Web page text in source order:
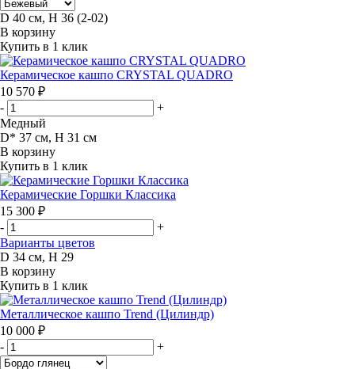
D 40 см, H 36 (2-02)
В корзину
Купить в 1 клик
Керамическое кашпо CRYSTAL QUADRO
10 570 ₽
-
+
Медный
D* 37 см, H 31 см
В корзину
Купить в 1 клик
Керамические Горшки Классика
15 300 ₽
-
+
Варианты цветов
D 34 см, H 29
В корзину
Купить в 1 клик
Металлическое кашпо Trend (Цилиндр)
10 000 ₽
-
+